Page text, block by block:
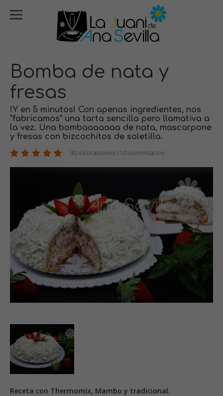
Bomba de nata y
fresas
!Y en 5 minutos! Con apenas ingredientes, nos
"fabricamos" una tarta sencilla pero llamativa a
la vez. Una bombaaaaaaa de nata, mascarpone
y fresas con bizcochitos de soletilla.
30 valoraciones / 10 comentarios
Receta con Thermomix, Mambo y tradicional.